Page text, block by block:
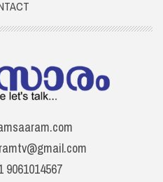
9061014567